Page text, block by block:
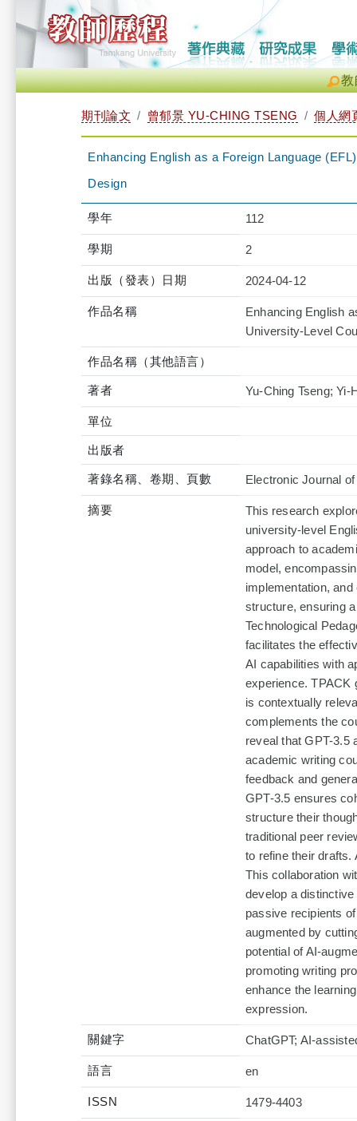
教
期刊論文 曾郁景 YU-CHING TSENG 個人網
Enhancing English as a Foreign Language
Design
學年 112
學期 2
出版（發表）日期 2024-04-12
作品名稱
Enhancing English
University-Level
作品名稱（其他語言）
著者 Yu-Ching Tseng; Yi-
單位
出版者
著錄名稱、卷期、頁數 Electronic Journal
摘要
This research
university-level
approach to
model,
implementation,
structure, ensuring
Technological
facilitates the
AI capabilities with
experience. TPACK
is contextually
complements the
reveal that GPT-3.5
academic writing
feedback and
GPT-3.5 ensures
structure their
traditional peer
to refine their drafts.
This collaboration
develop a
passive recipients
augmented by
potential of AI-
promoting writing
enhance the
expression.
關鍵字 ChatGPT; AI-
語言 en
ISSN 1479-4403